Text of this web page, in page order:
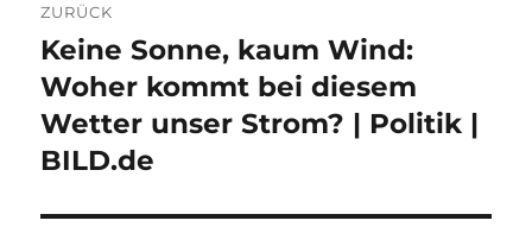
ZURÜCK
Vorheriger
Beitrag:
Keine Sonne, kaum Wind:
Woher kommt bei diesem
Wetter unser Strom? | Politik |
BILD.de